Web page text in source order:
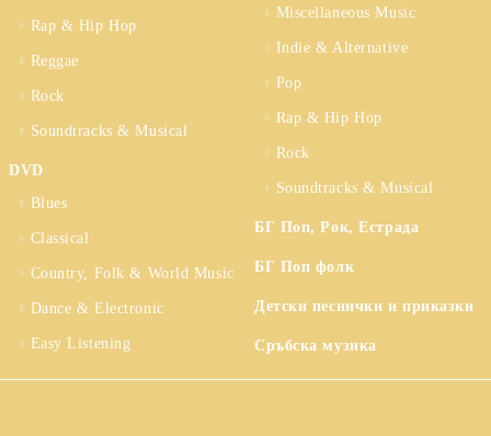
Rap & Hip Hop
Reggae
Rock
Soundtracks & Musical
DVD
Blues
Classical
Country, Folk & World Music
Dance & Electronic
Easy Listening
Miscellaneous Music
Indie & Alternative
Pop
Rap & Hip Hop
Rock
Soundtracks & Musical
БГ Поп, Рок, Естрада
БГ Поп фолк
Детски песнички и приказки
Сръбска музика